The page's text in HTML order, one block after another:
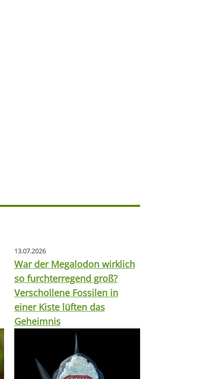
13.07.2026
War der Megalodon wirklich
so furchterregend groß?
Verschollene Fossilen in
einer Kiste lüften das
Geheimnis